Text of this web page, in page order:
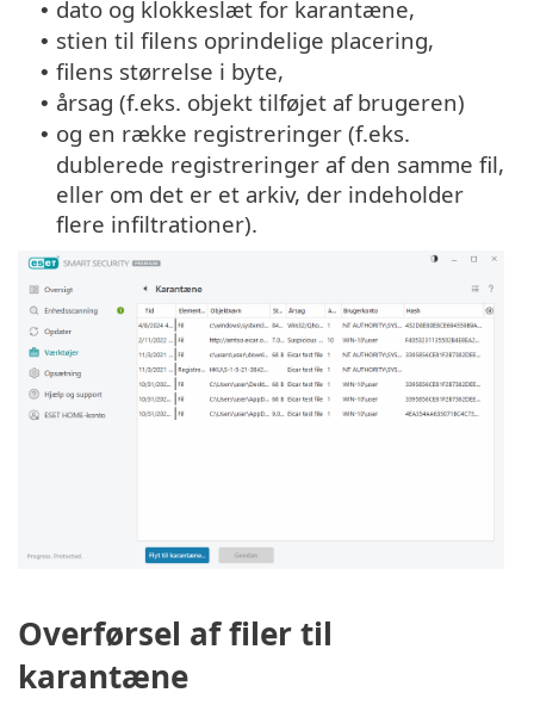
• dato og klokkeslæt for karantæne,
• stien til filens oprindelige placering,
• filens størrelse i byte,
• årsag (f.eks. objekt tilføjet af brugeren)
• og en række registreringer (f.eks.
dublerede registreringer af den samme fil,
eller om det er et arkiv, der indeholder
flere infiltrationer).
Overførsel af filer til
karantæne